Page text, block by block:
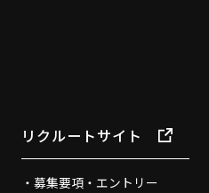
リクルートサイト
募集要項・エントリー